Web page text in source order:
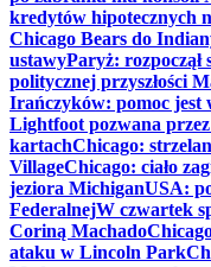
kredytów hipotecznych
Chicago Bears do
ustawyParyż: rozpoczął
politycznej przyszłości
Irańczyków: pomoc jest
Lightfoot pozwana
kartachChicago:
VillageChicago: ciało
jeziora MichiganUSA:
FederalnejW czwartek
Coriną Machado
ataku w Lincoln Park